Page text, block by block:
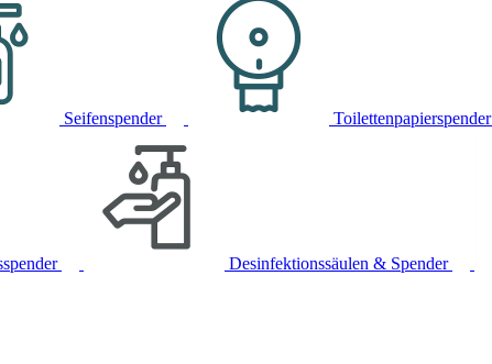
Seifenspender Toilettenpapierspender
Desinfektionssäulen & Spender